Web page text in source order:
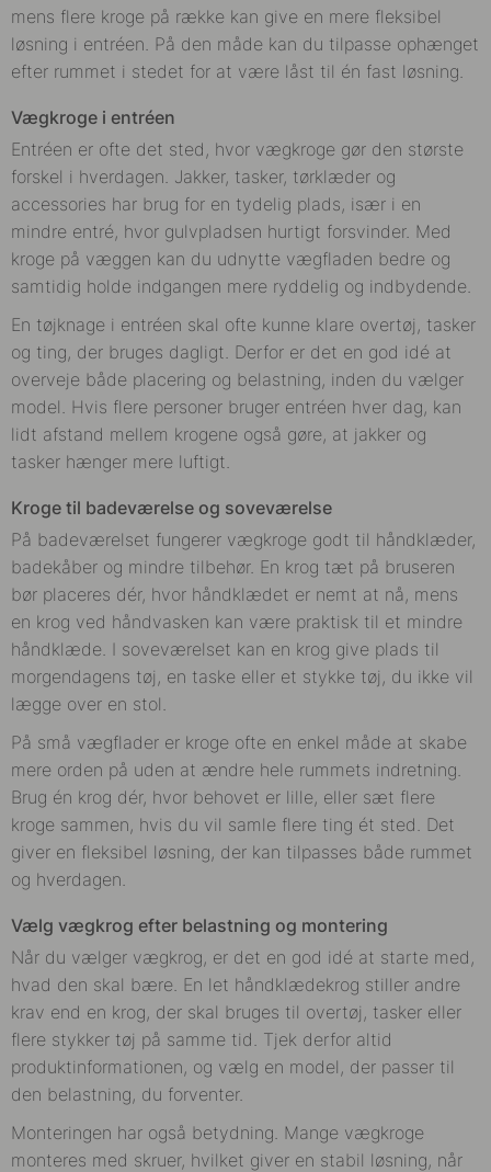
mens flere kroge på række kan give en mere fleksibel
løsning i entréen. På den måde kan du tilpasse ophænget
efter rummet i stedet for at være låst til én fast løsning.
Vægkroge i entréen
Entréen er ofte det sted, hvor vægkroge gør den største
forskel i hverdagen. Jakker, tasker, tørklæder og
accessories har brug for en tydelig plads, især i en
mindre entré, hvor gulvpladsen hurtigt forsvinder. Med
kroge på væggen kan du udnytte vægfladen bedre og
samtidig holde indgangen mere ryddelig og indbydende.
En tøjknage i entréen skal ofte kunne klare overtøj, tasker
og ting, der bruges dagligt. Derfor er det en god idé at
overveje både placering og belastning, inden du vælger
model. Hvis flere personer bruger entréen hver dag, kan
lidt afstand mellem krogene også gøre, at jakker og
tasker hænger mere luftigt.
Kroge til badeværelse og soveværelse
På badeværelset fungerer vægkroge godt til håndklæder,
badekåber og mindre tilbehør. En krog tæt på bruseren
bør placeres dér, hvor håndklædet er nemt at nå, mens
en krog ved håndvasken kan være praktisk til et mindre
håndklæde. I soveværelset kan en krog give plads til
morgendagens tøj, en taske eller et stykke tøj, du ikke vil
lægge over en stol.
På små vægflader er kroge ofte en enkel måde at skabe
mere orden på uden at ændre hele rummets indretning.
Brug én krog dér, hvor behovet er lille, eller sæt flere
kroge sammen, hvis du vil samle flere ting ét sted. Det
giver en fleksibel løsning, der kan tilpasses både rummet
og hverdagen.
Vælg vægkrog efter belastning og montering
Når du vælger vægkrog, er det en god idé at starte med,
hvad den skal bære. En let håndklædekrog stiller andre
krav end en krog, der skal bruges til overtøj, tasker eller
flere stykker tøj på samme tid. Tjek derfor altid
produktinformationen, og vælg en model, der passer til
den belastning, du forventer.
Monteringen har også betydning. Mange vægkroge
monteres med skruer, hvilket giver en stabil løsning, når